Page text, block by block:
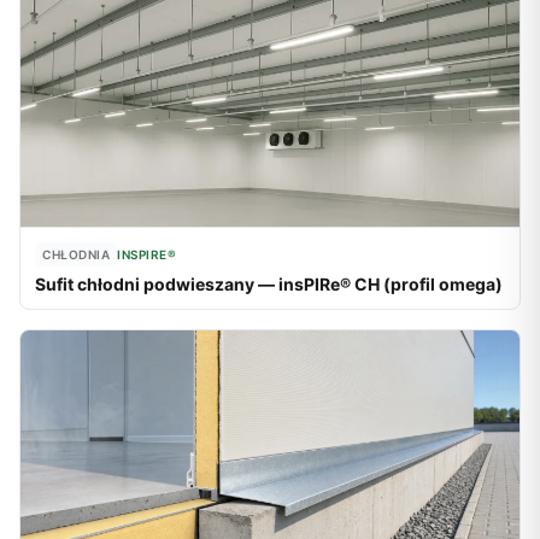
CHŁODNIA INSPIRE®
Sufit chłodni podwieszany — insPIRe® CH (profil omega)